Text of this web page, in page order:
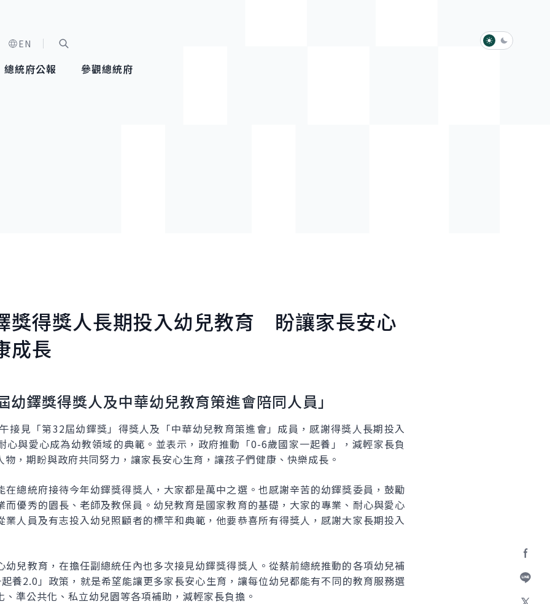
級選單
EN
總統府公報 參觀總統府
淺色模式
深色模式
加入好
獎得獎人長期投入幼兒教育 盼讓家長安心
成長
幼鐸獎得獎人及中華幼兒教育策進會陪同人員」
接見「第32屆幼鐸獎」得獎人及「中華幼兒教育策進會」成員，感謝得獎人長期投入
心與愛心成為幼教領域的典範。並表示，政府推動「0-6歲國家一起養」，減輕家長負
，期盼與政府共同努力，讓家長安心生育，讓孩子們健康、快樂成長。
在總統府接待今年幼鐸獎得獎人，大家都是萬中之選。也感謝辛苦的幼鐸獎委員，鼓勵
而優秀的園長、老師及教保員。幼兒教育是國家教育的基礎，大家的專業、耐心與愛心
業人員及有志投入幼兒照顧者的標竿和典範，他要恭喜所有得獎人，感謝大家長期投入
幼兒教育，在擔任副總統任內也多次接見幼鐸獎得獎人。從蔡前總統推動的各項幼兒補
養2.0」政策，就是希望能讓更多家長安心生育，讓每位幼兒都能有不同的教育服務選
準公共化、私立幼兒園等各項補助，減輕家長負擔。